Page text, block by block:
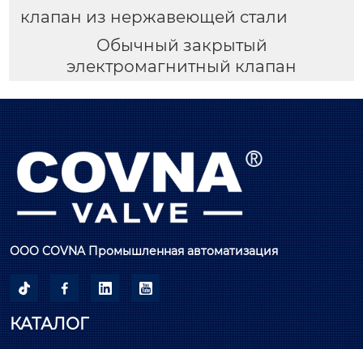
клапан из нержавеющей стали
Обычный закрытый
электромагнитный клапан
ООО COVNA Промышленная автоматизация
   
КАТАЛОГ